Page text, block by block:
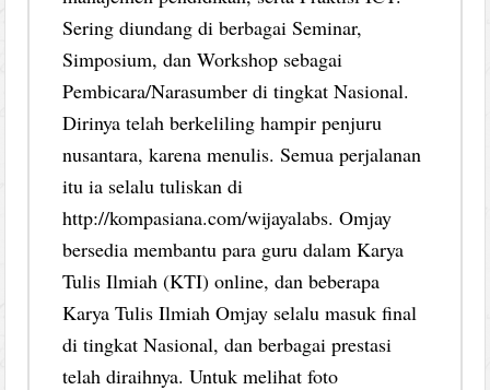
Sering diundang di berbagai Seminar,
Simposium, dan Workshop sebagai
Pembicara/Narasumber di tingkat Nasional.
Dirinya telah berkeliling hampir penjuru
nusantara, karena menulis. Semua perjalanan
itu ia selalu tuliskan di
http://kompasiana.com/wijayalabs. Omjay
bersedia membantu para guru dalam Karya
Tulis Ilmiah (KTI) online, dan beberapa
Karya Tulis Ilmiah Omjay selalu masuk final
di tingkat Nasional, dan berbagai prestasi
telah diraihnya. Untuk melihat foto